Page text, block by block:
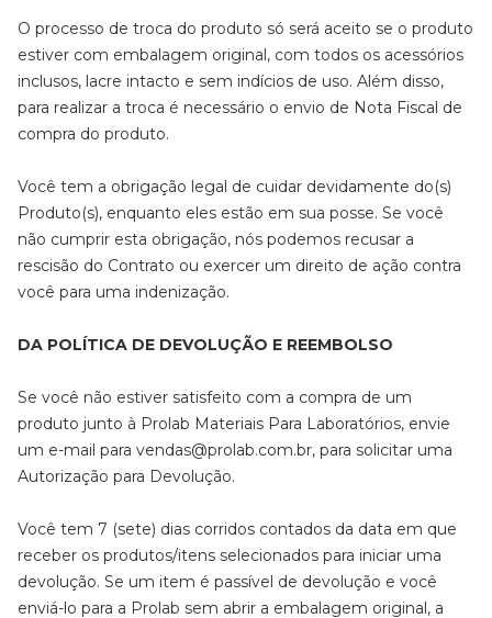
O processo de troca do produto só será aceito se o produto
estiver com embalagem original, com todos os acessórios
inclusos, lacre intacto e sem indícios de uso. Além disso,
para realizar a troca é necessário o envio de Nota Fiscal de
compra do produto.
Você tem a obrigação legal de cuidar devidamente do(s)
Produto(s), enquanto eles estão em sua posse. Se você
não cumprir esta obrigação, nós podemos recusar a
rescisão do Contrato ou exercer um direito de ação contra
você para uma indenização.
DA POLÍTICA DE DEVOLUÇÃO E REEMBOLSO
Se você não estiver satisfeito com a compra de um
produto junto à Prolab Materiais Para Laboratórios, envie
um e-mail para vendas@prolab.com.br, para solicitar uma
Autorização para Devolução.
Você tem 7 (sete) dias corridos contados da data em que
receber os produtos/itens selecionados para iniciar uma
devolução. Se um item é passível de devolução e você
enviá-lo para a Prolab sem abrir a embalagem original, a